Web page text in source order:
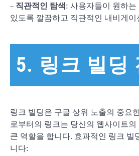
– 직관적인 탐색: 사용자들이 원하
있도록 깔끔하고 직관적인 내비게
5. 링크 빌딩
링크 빌딩은 구글 상위 노출의 중요
로부터의 링크는 당신의 웹사이트의
큰 역할을 합니다. 효과적인 링크 빌
니다: